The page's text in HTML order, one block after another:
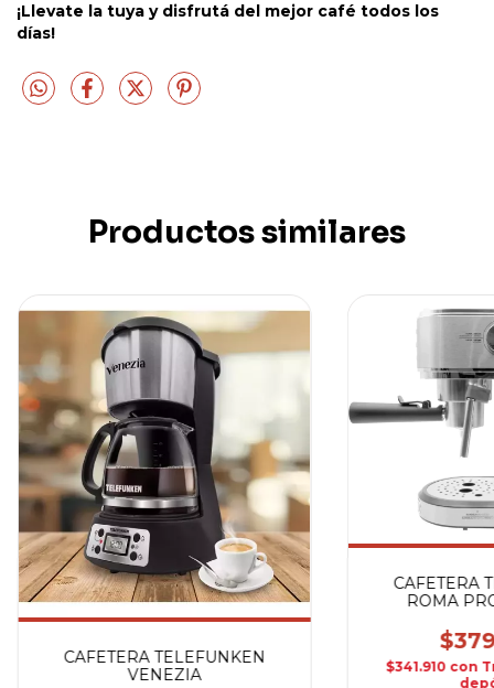
¡Llevate la tuya y disfrutá del mejor café todos los
días!
Productos similares
CAFETERA TELEFUNKEN
VENEZIA
CAFETERA
ROMA
$341.910 con